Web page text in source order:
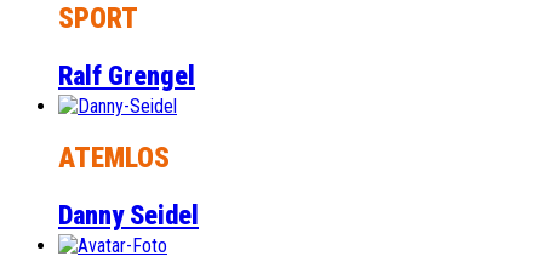
SPORT
Ralf Grengel
ATEMLOS
Danny Seidel